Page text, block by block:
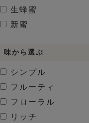
生蜂蜜
新蜜
味から選ぶ
シンプル
フルーティ
フローラル
リッチ